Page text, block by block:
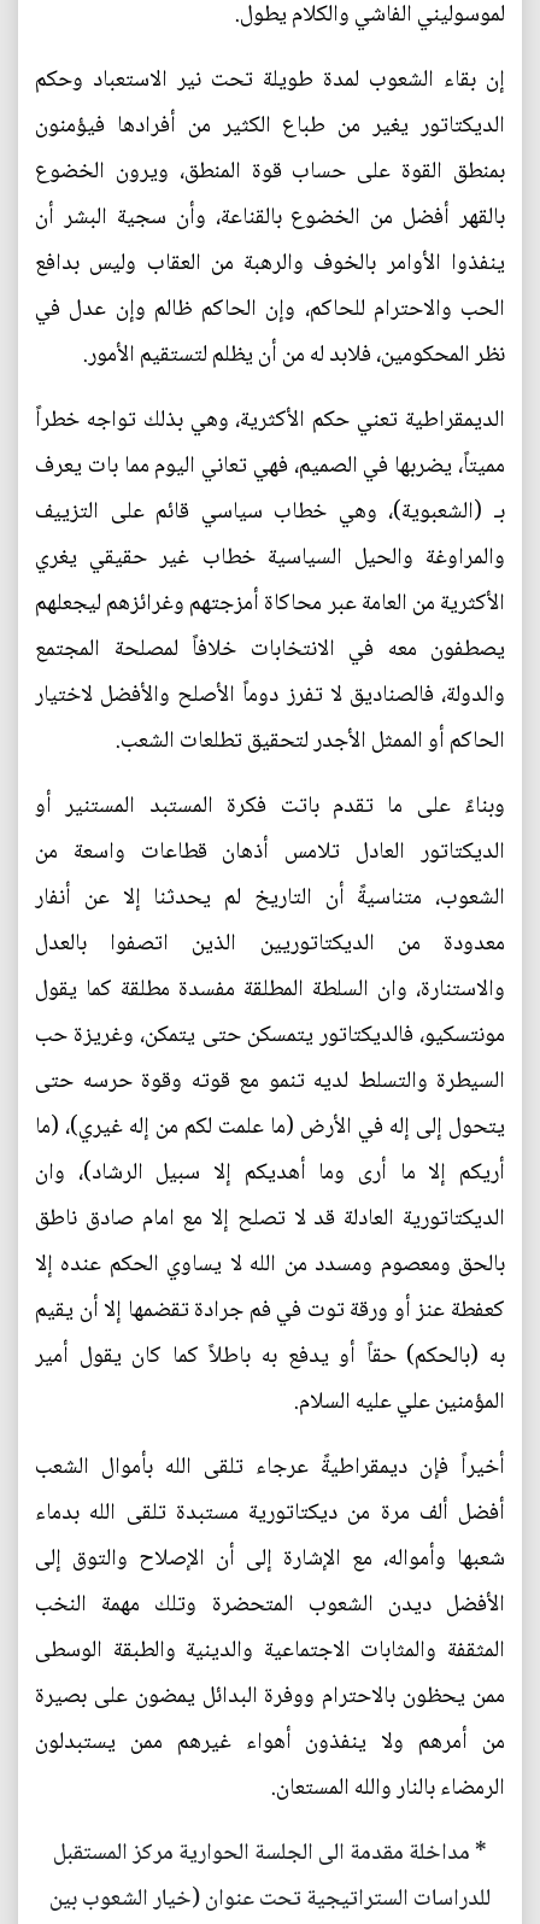
لموسوليني الفاشي والكلام يطول.
إن بقاء الشعوب لمدة طويلة تحت نير الاستعباد وحكم
الديكتاتور يغير من طباع الكثير من أفرادها فيؤمنون
بمنطق القوة على حساب قوة المنطق، ويرون الخضوع
بالقهر أفضل من الخضوع بالقناعة، وأن سجية البشر أن
ينفذوا الأوامر بالخوف والرهبة من العقاب وليس بدافع
الحب والاحترام للحاكم، وإن الحاكم ظالم وإن عدل في
نظر المحكومين، فلابد له من أن يظلم لتستقيم الأمور.
الديمقراطية تعني حكم الأكثرية، وهي بذلك تواجه خطراً
مميتاً، يضربها في الصميم، فهي تعاني اليوم مما بات يعرف
بـ (الشعبوية)، وهي خطاب سياسي قائم على التزييف
والمراوغة والحيل السياسية خطاب غير حقيقي يغري
الأكثرية من العامة عبر محاكاة أمزجتهم وغرائزهم ليجعلهم
يصطفون معه في الانتخابات خلافاً لمصلحة المجتمع
والدولة، فالصناديق لا تفرز دوماً الأصلح والأفضل لاختيار
الحاكم أو الممثل الأجدر لتحقيق تطلعات الشعب.
وبناءً على ما تقدم باتت فكرة المستبد المستنير أو
الديكتاتور العادل تلامس أذهان قطاعات واسعة من
الشعوب، متناسيةً أن التاريخ لم يحدثنا إلا عن أنفار
معدودة من الديكتاتوريين الذين اتصفوا بالعدل
والاستنارة، وان السلطة المطلقة مفسدة مطلقة كما يقول
مونتسكيو، فالديكتاتور يتمسكن حتى يتمكن، وغريزة حب
السيطرة والتسلط لديه تنمو مع قوته وقوة حرسه حتى
يتحول إلى إله في الأرض (ما علمت لكم من إله غيري)، (ما
أريكم إلا ما أرى وما أهديكم إلا سبيل الرشاد)، وان
الديكتاتورية العادلة قد لا تصلح إلا مع امام صادق ناطق
بالحق ومعصوم ومسدد من الله لا يساوي الحكم عنده إلا
كعفطة عنز أو ورقة توت في فم جرادة تقضمها إلا أن يقيم
به (بالحكم) حقاً أو يدفع به باطلاً كما كان يقول أمير
المؤمنين علي عليه السلام.
أخيراً فإن ديمقراطيةً عرجاء تلقى الله بأموال الشعب
أفضل ألف مرة من ديكتاتورية مستبدة تلقى الله بدماء
شعبها وأمواله، مع الإشارة إلى أن الإصلاح والتوق إلى
الأفضل ديدن الشعوب المتحضرة وتلك مهمة النخب
المثقفة والمثابات الاجتماعية والدينية والطبقة الوسطى
ممن يحظون بالاحترام ووفرة البدائل يمضون على بصيرة
من أمرهم ولا ينفذون أهواء غيرهم ممن يستبدلون
الرمضاء بالنار والله المستعان.
* مداخلة مقدمة الى الجلسة الحوارية مركز المستقبل
للدراسات الستراتيجية تحت عنوان (خيار الشعوب بين